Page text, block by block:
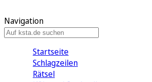
Navigation
Startseite
Schlagzeilen
Rätsel